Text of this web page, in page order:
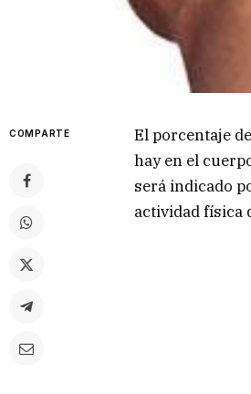
COMPARTE
El porcentaje
hay en el
será indicado
actividad física